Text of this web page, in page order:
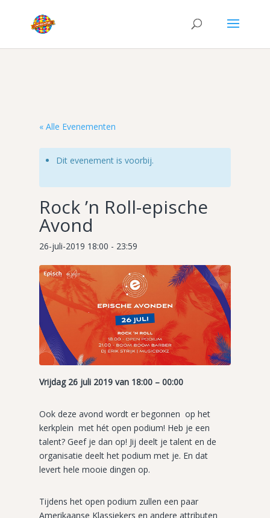
« Alle Evenementen
Dit evenement is voorbij.
Rock ’n Roll-epische
Avond
26-juli-2019 18:00 - 23:59
Vrijdag 26 juli 2019 van 18:00 – 00:00
Ook deze avond wordt er begonnen op het
kerkplein met hét open podium! Heb je een
talent? Geef je dan op! Jij deelt je talent en de
organisatie deelt het podium met je. En dat
levert hele mooie dingen op.
Tijdens het open podium zullen een paar
Amerikaanse Klassiekers en andere attributen